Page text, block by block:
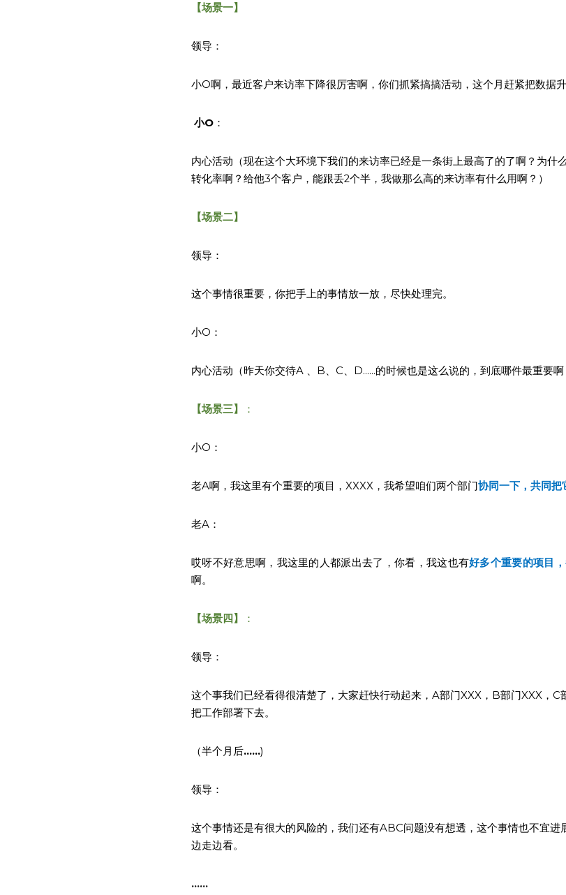
【场景一】
领导：
小O啊，最近客户来访率下降很厉害啊，你们抓紧搞搞活动，这个月赶紧把数据升
小O ：
内心活动（现在这个大环境下我们的来访率已经是一条街上最高了的了啊？为什
转化率啊？给他3个客户，能跟丢2个半，我做那么高的来访率有什么用啊？）
【场景二】
领导：
这个事情很重要，你把手上的事情放一放，尽快处理完。
小O：
内心活动（昨天你交待A 、B、C、D……的时候也是这么说的，到底哪件最重要啊
【场景三】 ：
小O：
老A啊，我这里有个重要的项目，XXXX，我希望咱们两个部门协同一下，共同把
老A：
哎呀不好意思啊，我这里的人都派出去了，你看，我这也有好多个重要的项目
啊。
【场景四】 ：
领导：
这个事我们已经看得很清楚了，大家赶快行动起来，A部门XXX，B部门XXX，C
把工作部署下去。
（半个月后......)
领导：
这个事情还是有很大的风险的，我们还有ABC问题没有想透，这个事情也不宜进
边走边看。
......